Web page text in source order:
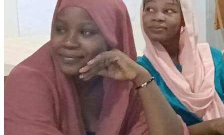
Programmes éducationels
Notre Quotidien
Activités au cœur des communautés
Nous intervenons sur plusieurs fronts pour assurer un
développement équitable et durable. Découvrez
comment nous agissons chaque jour.